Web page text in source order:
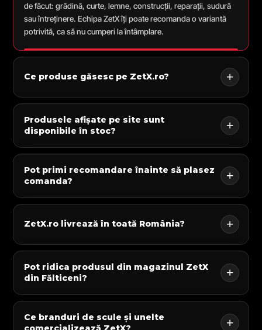
de făcut: grădină, curte, lemne, construcții, reparații, sudură
sau întreținere. Echipa ZetX îți poate recomanda o variantă
potrivită, ca să nu cumperi la întâmplare.
Ce produse găsesc pe ZetX.ro?
Produsele afișate pe site sunt
disponibile în stoc?
Pot primi recomandare înainte să plasez
comanda?
ZetX.ro livrează în toată România?
Pot ridica produsul din magazinul ZetX
din Fălticeni?
Ce branduri de scule și unelte